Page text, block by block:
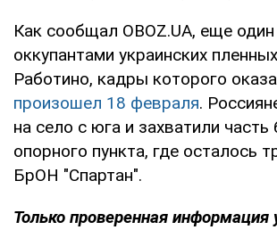
Как сообщал OBOZ.UA, еще
оккупантами украинских
Работино, кадры которого
произошел 18 февраля.
на село с юга и захватили
опорного пункта, где осталось
БрОН "Спартан".
Только проверенная информация